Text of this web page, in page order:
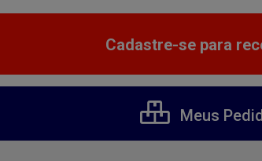
Cadastre-se para
Meus